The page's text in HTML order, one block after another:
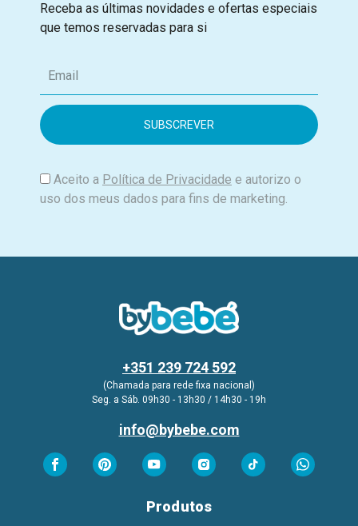
Receba as últimas novidades e ofertas especiais
que temos reservadas para si
m
i
Aceito a Política de Privacidade e autorizo o
uso dos meus dados para fins de marketing.
+351 239 724 592
(Chamada para rede fixa nacional)
Seg. a Sáb. 09h30 - 13h30 / 14h30 - 19h
info@bybebe.com
Produtos